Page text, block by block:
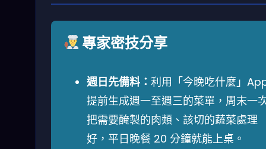
專家密技分享
週日先備料： 利用「今晚吃什麼」
提前生成週一至週三的菜單，周末一
把需要醃製的肉類、該切的蔬菜處理
好，平日晚餐 20 分鐘就能上桌。